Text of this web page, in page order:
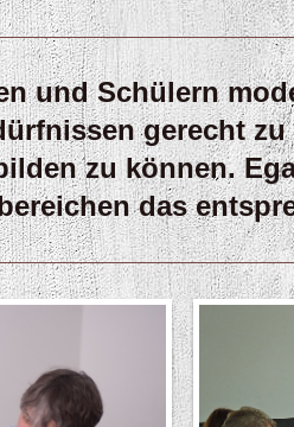
und Schülern
gerecht
zu können.
das